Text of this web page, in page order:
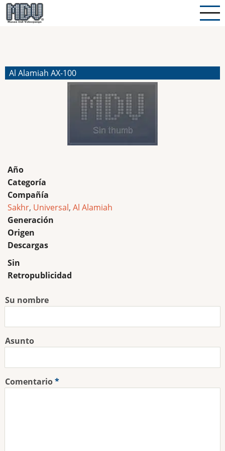
Pasar
al
Al Alamiah AX-100
Año
Categoría
Compañía
Sakhr, Universal, Al Alamiah
Generación
Origen
Descargas
Sin
Retropublicidad
Su nombre
Asunto
Comentario